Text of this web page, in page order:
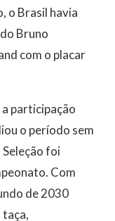
o Brasil havia
Bruno
com o placar
participação
o período sem
foi
Com
de 2030
taça,